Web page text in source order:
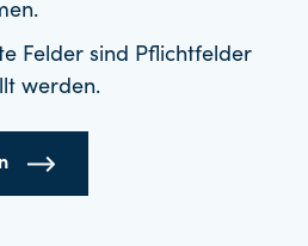
Felder sind Pflichtfelder
werden.